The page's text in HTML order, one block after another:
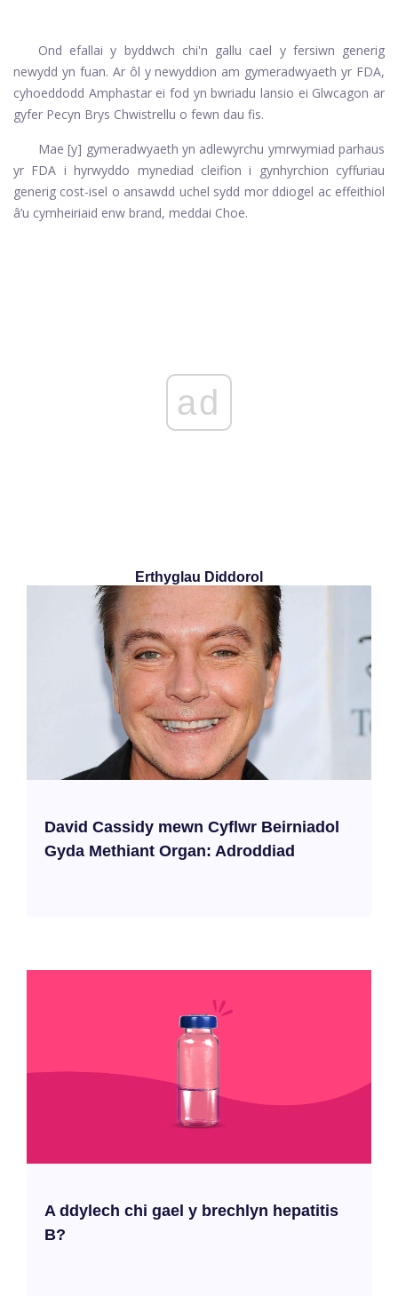
Ond efallai y byddwch chi'n gallu cael y fersiwn generig
newydd yn fuan. Ar ôl y newyddion am gymeradwyaeth yr FDA,
cyhoeddodd Amphastar ei fod yn bwriadu lansio ei Glwcagon ar
gyfer Pecyn Brys Chwistrellu o fewn dau fis.
Mae [y] gymeradwyaeth yn adlewyrchu ymrwymiad parhaus
yr FDA i hyrwyddo mynediad cleifion i gynhyrchion cyffuriau
generig cost-isel o ansawdd uchel sydd mor ddiogel ac effeithiol
â’u cymheiriaid enw brand, meddai Choe.
ad
Erthyglau Diddorol
David Cassidy mewn Cyflwr Beirniadol
Gyda Methiant Organ: Adroddiad
A ddylech chi gael y brechlyn hepatitis
B?